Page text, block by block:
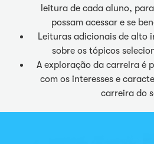
leitura de cada aluno,
possam acessar e se
Leituras adicionais de alto
sobre os tópicos
A exploração da carreira é
com os interesses e
carreira do